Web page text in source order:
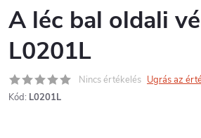
A léc bal oldali
L0201L
Nincs értékelés Ugrás az
Kód: L0201L